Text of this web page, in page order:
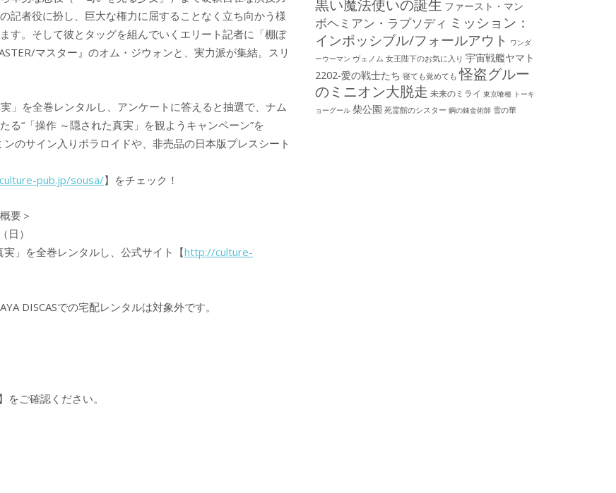
記者役に扮し、巨大な権力に屈することなく立ち向かう様
す。そして彼とタッグを組んでいくエリート記者に「棚ぼ
マスター』のオム・ジウォンと、実力派が集結。スリ
」を全巻レンタルし、アンケートに答えると抽選で、ナム
“「操作 ～隠された真実」を観ようキャンペーン”を
のサイン入りポラロイドや、非売品の日本版プレスシート
pub.jp/sousa/】をチェック！
要＞
）
実」を全巻レンタルし、公式サイト【http://culture-
DISCASでの宅配レンタルは対象外です。
】をご確認ください。
黒い魔法使いの誕生 ファースト・マン
ボヘミアン・ラプソディ ミッション：
インポッシブル/フォールアウト ワンダ
ーウーマン ヴェノム 女王陛下のお気に入り 宇宙戦艦ヤマト
2202-愛の戦士たち 寝ても覚めても 怪盗グルー
のミニオン大脱走 未来のミライ 東京喰種 トーキ
ョーグール 柴公園 死霊館のシスター 鋼の錬金術師 雪の華